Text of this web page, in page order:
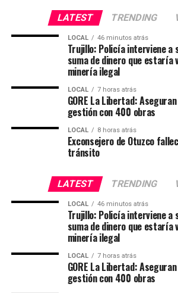
Educación, salud y seguridad
En educación, la gestión regional
110 modernas instituciones
institutos de educación superior,
formación de miles de estudiantes. A
entrega de 25 mil laptops para
implementación de 1,500 colegios
interactivas, la distribución de 170 mil
mobiliario escolar y miles de kits
a estudiantes de educación inicial,
En el sector Salud se fortaleció la
con la implementación de telemedicina
establecimientos de salud, la entrega
centros de salud, la adquisición de dos
los hospitales Belén y Regional, un
para el IREN Norte, el mantenimiento
de nivel II y una inversión superior a
accidentada, lo que dificultó las
vehículo permanece en custodia para
sustracción de repuestos», explicó.
LATEST TRENDING
LOCAL 46 minutos atrás
Trujillo: Policía interviene a
suma de dinero que estaría
minería ilegal
LOCAL 7 horas atrás
GORE La Libertad:
gestión con 400 obras
LOCAL 8 horas atrás
Exconsejero de Otuzco
tránsito
LATEST TRENDING
LOCAL 46 minutos atrás
Trujillo: Policía interviene a
suma de dinero que estaría
minería ilegal
LOCAL 7 horas atrás
GORE La Libertad:
gestión con 400 obras